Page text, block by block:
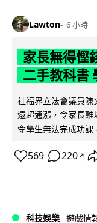
Lawton 6 小時
家長無得慳
二手教科書
社福界立法會議員陳
遠超通漲，令家長難
令學生無法完成功課
569 220 ↗
科技娛樂 遊戲情